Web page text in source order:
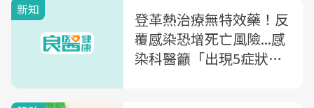
新知
登革熱治療無特效藥！反
覆感染恐增死亡風險...感
染科醫籲「出現5症狀」